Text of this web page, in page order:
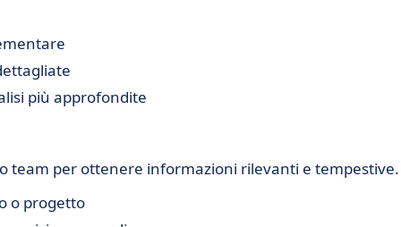
più approfondite
team per ottenere informazioni rilevanti e tempestive.
o progetto